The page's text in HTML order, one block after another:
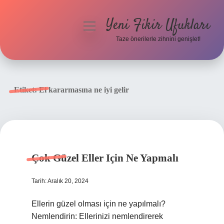
menüyüYeni Fikir Ufukları
Taze önerilerle zihnini genişlet!
Etiket:El kararmasına ne iyi gelir
Çok Güzel Eller Için Ne Yapmalı
Tarih: Aralık 20, 2024
Ellerin güzel olması için ne yapılmalı?
Nemlendirin: Ellerinizi nemlendirerek